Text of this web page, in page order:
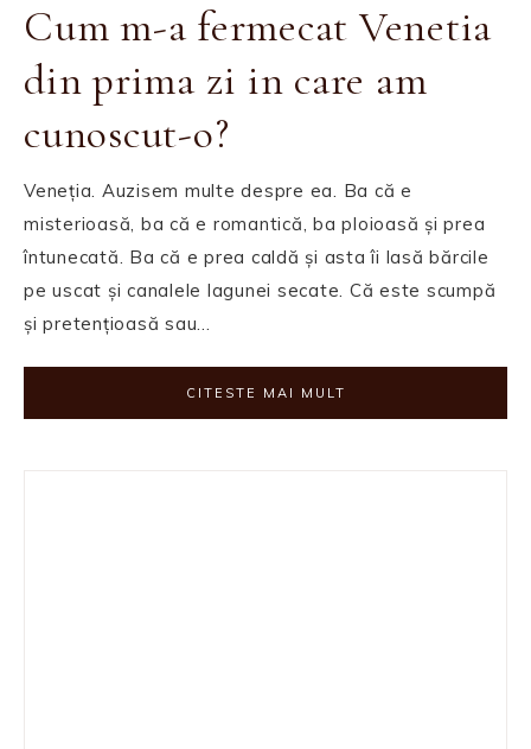
Cum m-a fermecat Venetia
din prima zi in care am
cunoscut-o?
Veneția. Auzisem multe despre ea. Ba că e
misterioasă, ba că e romantică, ba ploioasă și prea
întunecată. Ba că e prea caldă și asta îi lasă bărcile
pe uscat și canalele lagunei secate. Că este scumpă
și pretențioasă sau…
CITESTE MAI MULT